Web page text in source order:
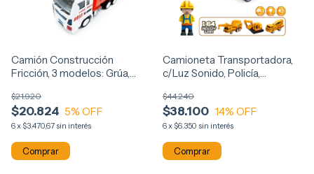
Camión Construcción
Fricción, 3 modelos: Grúa,
$20.824
$21.920
5% OFF
6x$3.470,67 sin interés
Comprar
Camioneta Transportadora,
c/Luz Sonido, Policía,
$38.100
$44.240
14% OFF
6x$6.350 sin interés
Comprar